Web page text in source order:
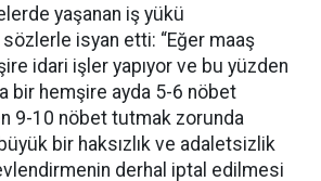
yaşanan iş yükü
isyan etti: “Eğer maaş
idari işler yapıyor ve bu yüzden
bir hemşire ayda 5-6 nöbet
9-10 nöbet tutmak zorunda
bir haksızlık ve adaletsizlik
derhal iptal edilmesi